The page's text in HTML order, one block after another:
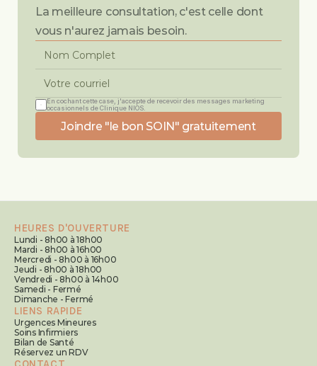
La meilleure consultation, c'est celle dont
vous n'aurez jamais besoin.
En cochant cette case, j'accepte de recevoir des messages marketing
occasionnels de Clinique NIOS.
Joindre "le bon SOIN" gratuitement
HEURES D'OUVERTURE
Lundi - 8h00 à 18h00
Mardi - 8h00 à 16h00
Mercredi - 8h00 à 16h00
Jeudi - 8h00 à 18h00
Vendredi - 8h00 à 14h00
Samedi - Fermé
Dimanche - Fermé
LIENS RAPIDE
Urgences Mineures
Soins Infirmiers
Bilan de Santé
Réservez un RDV